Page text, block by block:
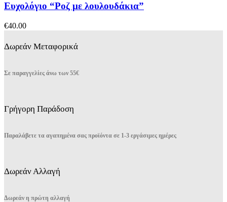
Ευχολόγιο “Ροζ με λουλουδάκια”
€40.00
Δωρεάν Μεταφορικά
Σε παραγγελίες άνω των 55€
Γρήγορη Παράδοση
Παραλάβετε τα αγαπημένα σας προϊόντα σε 1-3 εργάσιμες ημέρες
Δωρεάν Αλλαγή
Δωρεάν η πρώτη αλλαγή